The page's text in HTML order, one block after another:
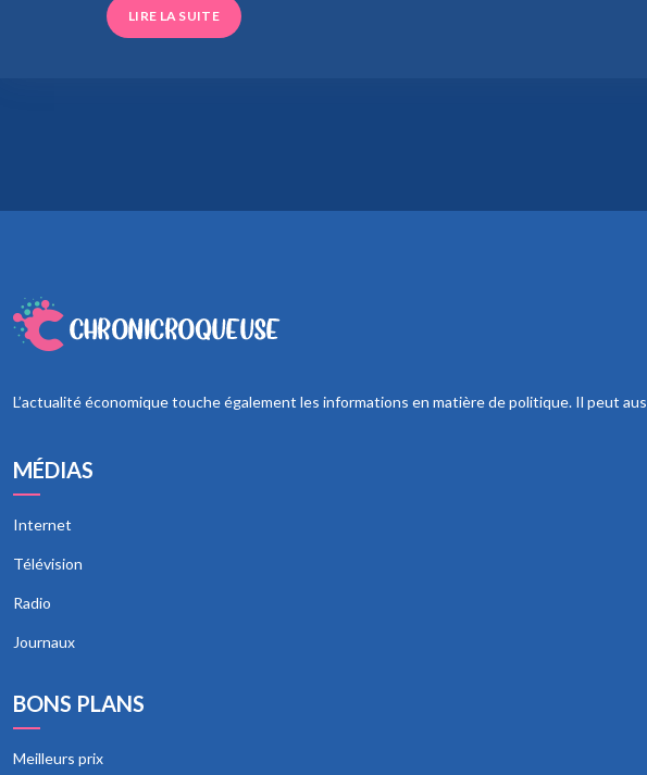
LIRE LA SUITE
L’actualité économique touche également les informations en matière de politique. Il peut
MÉDIAS
Internet
Télévision
Radio
Journaux
BONS PLANS
Meilleurs prix